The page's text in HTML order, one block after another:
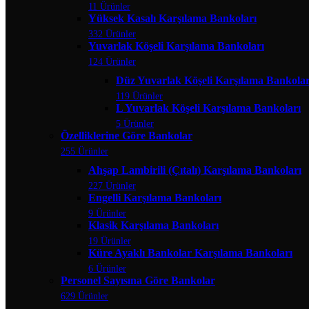
11 Ürünler
Yüksek Kasalı Karşılama Bankoları
332 Ürünler
Yuvarlak Köşeli Karşılama Bankoları
124 Ürünler
Düz Yuvarlak Köşeli Karşılama
119 Ürünler
L Yuvarlak Köşeli Karşılama Bankoları
5 Ürünler
Özelliklerine Göre Bankolar
255 Ürünler
Ahşap Lambirili (Çıtalı) Karşılama Bankoları
227 Ürünler
Engelli Karşılama Bankoları
9 Ürünler
Klasik Karşılama Bankoları
19 Ürünler
Küre Ayaklı Bankolar Karşılama Bankoları
6 Ürünler
Personel Sayısına Göre Bankolar
629 Ürünler